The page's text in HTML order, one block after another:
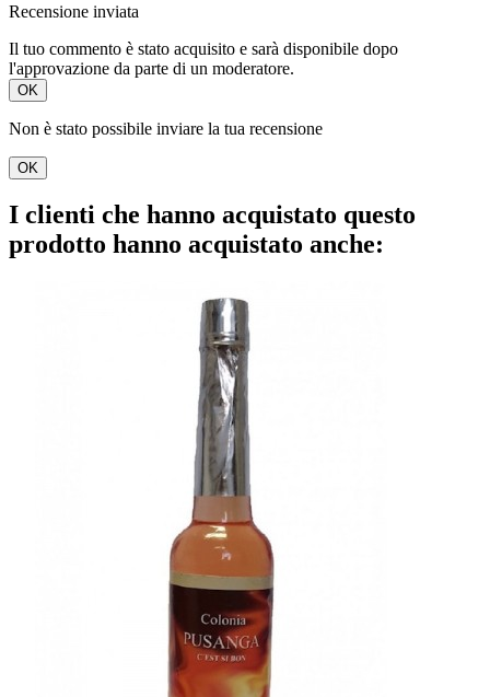
Recensione inviata
Il tuo commento è stato acquisito e sarà disponibile dopo
l'approvazione da parte di un moderatore.
OK
Non è stato possibile inviare la tua recensione
OK
I clienti che hanno acquistato questo
prodotto hanno acquistato anche: